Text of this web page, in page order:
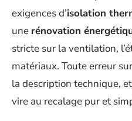
exigences d’isolation
une rénovation
stricte sur la ventilation,
matériaux. Toute erreur
la description technique,
vire au recalage pur et